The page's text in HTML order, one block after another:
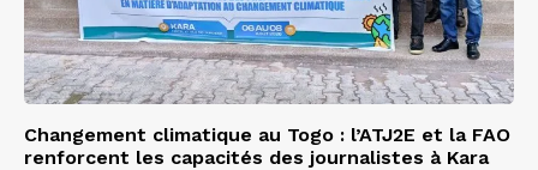
Changement climatique au Togo : l’ATJ2E et la FAO
renforcent les capacités des journalistes à Kara